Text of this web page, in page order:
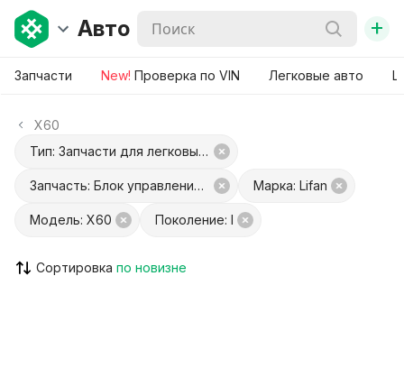
Авто +
Запчасти New! Проверка по VIN Легковые авто
X60
Тип: Запчасти для легковых авто
Запчасть: Блок управления Easytronic Марка: Lifan
Модель: X60 Поколение: I
Сортировка